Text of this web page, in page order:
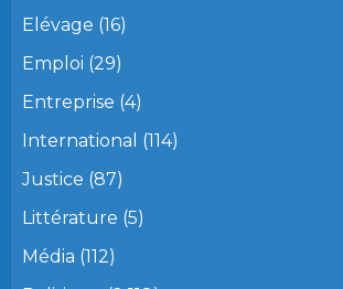
Elévage (16)
Emploi (29)
Entreprise (4)
International (114)
Justice (87)
Littérature (5)
Média (112)